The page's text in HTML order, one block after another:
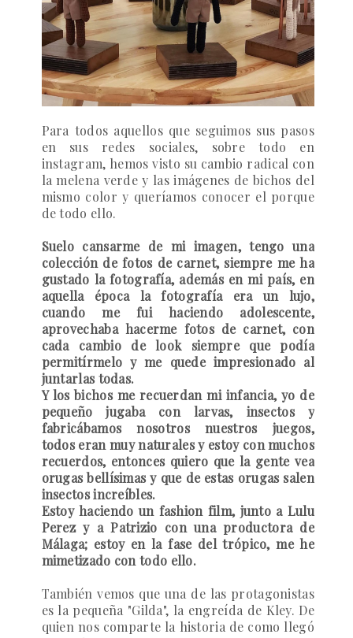
Para todos aquellos que seguimos sus pasos
en sus redes sociales, sobre todo en
instagram, hemos visto su cambio radical con
la melena verde y las imágenes de bichos del
mismo color y queríamos conocer el porque
de todo ello.
Suelo cansarme de mi imagen, tengo una
colección de fotos de carnet, siempre me ha
gustado la fotografía, además en mi país, en
aquella época la fotografía era un lujo,
cuando me fui haciendo adolescente,
aprovechaba hacerme fotos de carnet, con
cada cambio de look siempre que podía
permitírmelo y me quede impresionado al
juntarlas todas.
Y los bichos me recuerdan mi infancia, yo de
pequeño jugaba con larvas, insectos y
fabricábamos nosotros nuestros juegos,
todos eran muy naturales y estoy con muchos
recuerdos, entonces quiero que la gente vea
orugas bellísimas y que de estas orugas salen
insectos increíbles.
Estoy haciendo un fashion film, junto a Lulu
Perez y a Patrizio con una productora de
Málaga; estoy en la fase del trópico, me he
mimetizado con todo ello.
También vemos que una de las protagonistas
es la pequeña "Gilda", la engreída de Kley. De
quien nos comparte la historia de como llegó